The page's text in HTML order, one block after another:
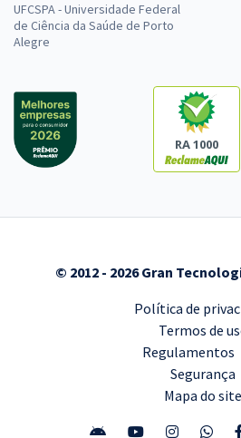
UFCSPA - Universidade Federal
de Ciência da Saúde de Porto
Alegre
RA 1000
© 2012 - 2026 Gran
Política de
Termos de
Regulamentos
Segurança
Mapa do site